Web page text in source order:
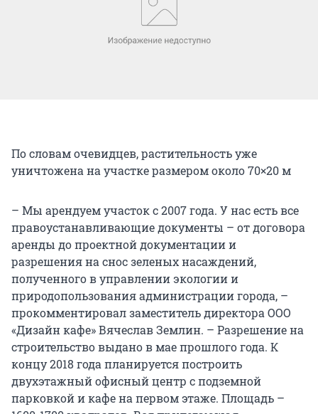
По словам очевидцев, растительность уже
уничтожена на участке размером около 70×20 м
– Мы арендуем участок с 2007 года. У нас есть все
правоустанавливающие документы – от договора
аренды до проектной документации и
разрешения на снос зеленых насаждений,
полученного в управлении экологии и
природопользования администрации города, –
прокомментировал заместитель директора ООО
«Дизайн кафе» Вячеслав Землин. – Разрешение на
строительство выдано в мае прошлого года. К
концу 2018 года планируется построить
двухэтажный офисный центр с подземной
парковкой и кафе на первом этаже. Площадь –